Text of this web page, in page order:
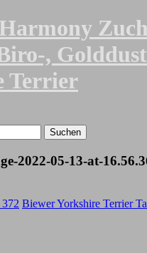
,
Terrier
2022-05-13-at-
Biewer Yorkshire Terrier